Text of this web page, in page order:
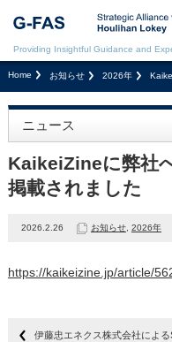
Providing Insightful Guidance and
Home お知らせ 2026年
ニュース
KaikeiZineに弊社
掲載されました
2026.2.26 お知らせ, 2026年
https://kaikeizine.jp/article/
伊藤忠エネクス株式会社によ